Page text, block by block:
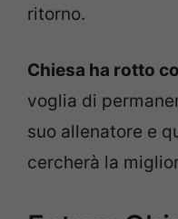
ritorno.
Chiesa ha rotto
voglia di
suo allenatore e
cercherà la